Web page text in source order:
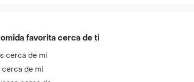
favorita cerca de ti
cerca de mi
cerca de mi